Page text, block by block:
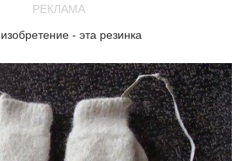
РЕКЛАМА
- эта резинка